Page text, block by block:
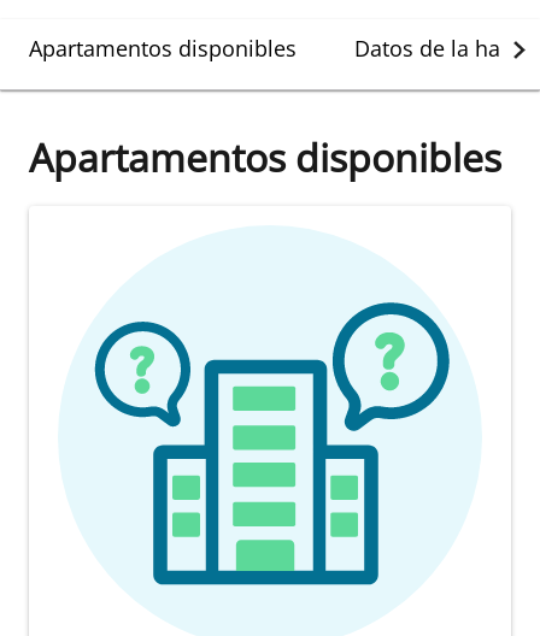
Apartamentos disponibles Datos de la
Apartamentos disponibles